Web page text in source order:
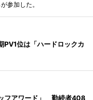
参加した。
PV1位は「ハードロックカ
フアワード」 勤続者408